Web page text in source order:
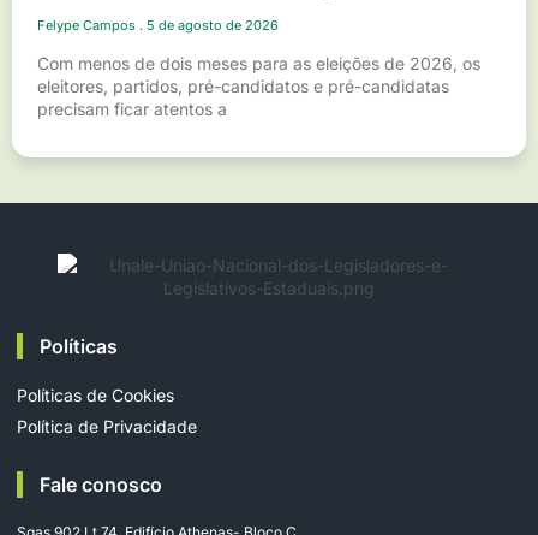
Felype Campos 5 de agosto de 2026
Com menos de dois meses para as eleições de 2026, os
eleitores, partidos, pré-candidatos e pré-candidatas
precisam ficar atentos a
Políticas
Políticas de Cookies
Política de Privacidade
Fale conosco